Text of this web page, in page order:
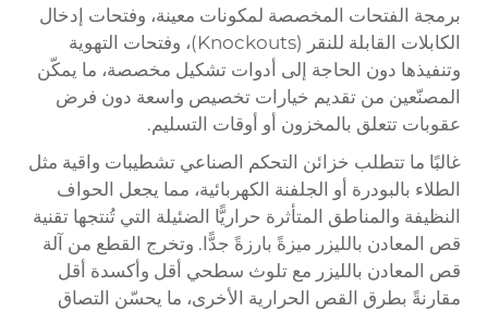
برمجة الفتحات المخصصة لمكونات معينة، وفتحات إدخال
الكابلات القابلة للنقر (Knockouts)، وفتحات التهوية
وتنفيذها دون الحاجة إلى أدوات تشكيل مخصصة، ما يمكّن
المصنّعين من تقديم خيارات تخصيص واسعة دون فرض
عقوبات تتعلق بالمخزون أو أوقات التسليم.
غالبًا ما تتطلب خزائن التحكم الصناعي تشطيبات واقية مثل
الطلاء بالبودرة أو الجلفنة الكهربائية، مما يجعل الحواف
النظيفة والمناطق المتأثرة حراريًّا الضئيلة التي تُنتجها تقنية
قص المعادن بالليزر ميزةً بارزةً جدًّا. وتخرج القطع من آلة
قص المعادن بالليزر مع تلوث سطحي أقل وأكسدة أقل
مقارنةً بطرق القص الحرارية الأخرى، ما يحسّن التصاق